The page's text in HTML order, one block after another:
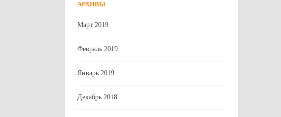
АРХИВЫ
Март 2019
Февраль 2019
Январь 2019
Декабрь 2018